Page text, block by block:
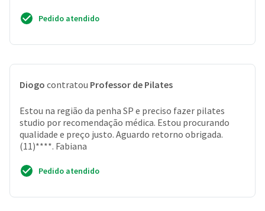
Pedido atendido
Diogo contratou Professor de Pilates
Estou na região da penha SP e preciso fazer pilates
studio por recomendação médica. Estou procurando
qualidade e preço justo. Aguardo retorno obrigada.
(11)****. Fabiana
Pedido atendido